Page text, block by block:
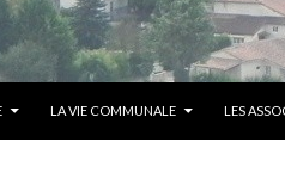
LA VIE COMMUNALE LES